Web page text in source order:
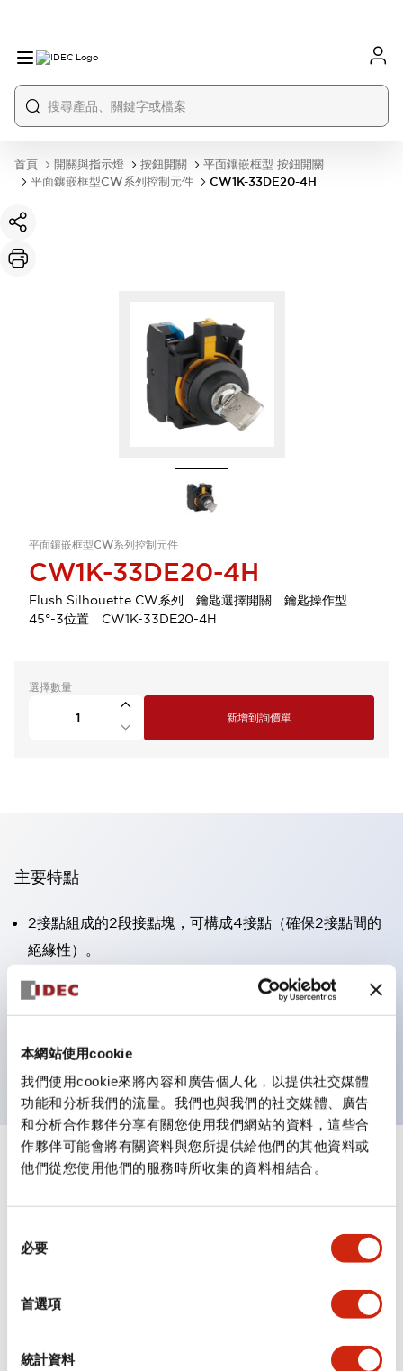
本網站使用cookie
我們使用cookie來將內容和廣告個人化，以提供社交媒體
功能和分析我們的流量。我們也與我們的社交媒體、廣告
和分析合作夥伴分享有關您使用我們網站的資料，這些合
作夥伴可能會將有關資料與您所提供給他們的其他資料或
他們從您使用他們的服務時所收集的資料相結合。
必要
首選項
統計資料
首頁 開關與指示燈 按鈕開關
平面鑲嵌框型 按鈕開關
平面鑲嵌框型CW系列控制元件
CW1K-33DE20-4H
平面鑲嵌框型CW系列控制元件
CW1K-33DE20-4H
Flush Silhouette CW系列 鑰匙選擇開關 鑰匙操作型
45°-3位置 CW1K-33DE20-4H
選擇數量
新增到詢價單
主要特點
2接點組成的2段接點塊，可構成4接點（確保2接點間的
絕緣性）。
面板深度39.9mm（※11段接點塊）、59.9mm（※22段
接點塊）。可實現省空間設計。
防護結構
規格
審美規範
環境規範
功能規格
機械規格